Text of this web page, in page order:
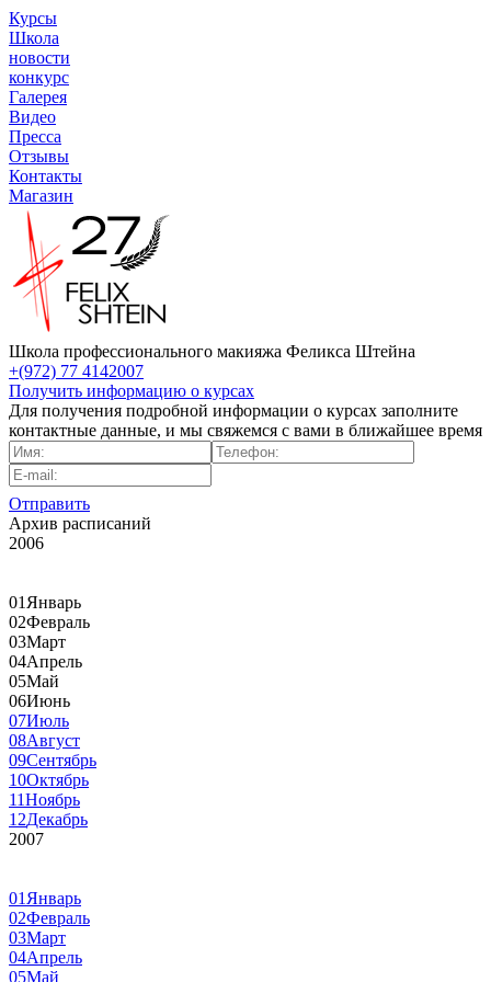
Курсы
Школа
новости
конкурс
Галерея
Видео
Пресса
Отзывы
Контакты
Магазин
Школа профессионального макияжа Феликса Штейна
+(972) 77 4142007
Получить информацию о курсах
Для получения подробной информации о курсах заполните
контактные данные, и мы свяжемся с вами в ближайшее время
Отправить
Архив расписаний
2006
01 Январь
02Февраль
03Март
04Апрель
05Май
06Июнь
07Июль
08Август
09Сентябрь
10Октябрь
11Ноябрь
12Декабрь
2007
01 Январь
02Февраль
03Март
04Апрель
05Май